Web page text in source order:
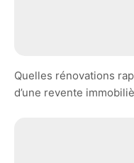
Quelles rénovations
d’une revente